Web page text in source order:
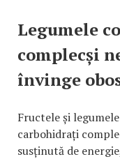
Legumele
complecși
învinge
Fructele și
carbohidrați
susținută de